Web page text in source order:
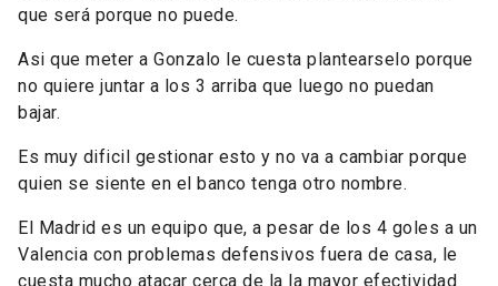
que será porque no puede.
Asi que meter a Gonzalo le cuesta plantearselo porque
no quiere juntar a los 3 arriba que luego no puedan
bajar.
Es muy dificil gestionar esto y no va a cambiar porque
quien se siente en el banco tenga otro nombre.
El Madrid es un equipo que, a pesar de los 4 goles a un
Valencia con problemas defensivos fuera de casa, le
cuesta mucho atacar cerca de la la mayor efectividad